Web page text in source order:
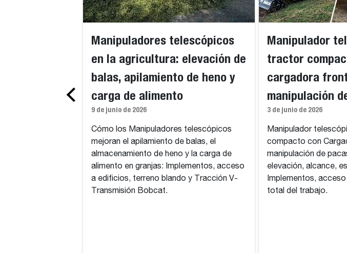
Manipuladores telescópicos
en la agricultura: elevación de
balas, apilamiento de heno y
carga de alimento
9 de junio de 2026
Cómo los Manipuladores telescópicos
mejoran el apilamiento de balas, el
almacenamiento de heno y la carga de
alimento en granjas: Implementos, acceso
a edificios, terreno blando y Tracción V-
Transmisión Bobcat.
Manipulador
tractor
cargadora
manipulación
3 de junio de 2026
Manipulador
compacto con
manipulación de
elevación, alcance,
Implementos,
total del trabajo.